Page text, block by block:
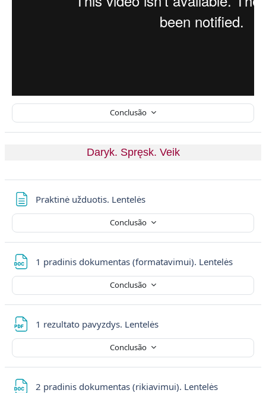
Conclusão
Daryk. Spręsk. Veik
Praktinė užduotis. LentelėsPágina
Conclusão
1 pradinis dokumentas (formatavimui). Lentelės
Conclusão
1 rezultato pavyzdys. Lentelės
Conclusão
2 pradinis dokumentas (rikiavimui). Lentelės